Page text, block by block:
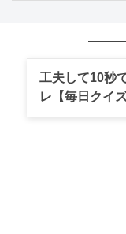
りして、日常の理
よければ家族や
来を楽しんでみて
工夫して10秒
レ【毎日クイズ